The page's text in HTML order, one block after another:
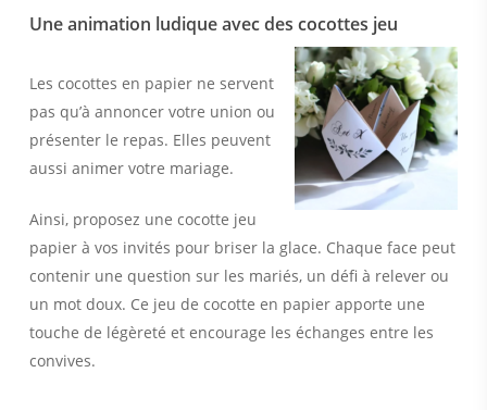
Une animation ludique avec des cocottes jeu
Les cocottes en papier ne servent
pas qu’à annoncer votre union ou
présenter le repas. Elles peuvent
aussi animer votre mariage.
Ainsi, proposez une cocotte jeu
papier à vos invités pour briser la glace. Chaque face peut
contenir une question sur les mariés, un défi à relever ou
un mot doux. Ce jeu de cocotte en papier apporte une
touche de légèreté et encourage les échanges entre les
convives.